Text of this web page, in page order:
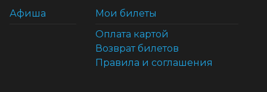
Афиша
Мои билеты
Оплата картой
Возврат билетов
Правила и соглашения